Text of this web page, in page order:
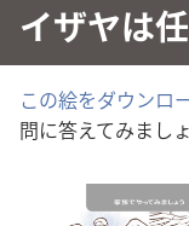
イザヤは
この絵をダウンロ
問に答えてみましょ